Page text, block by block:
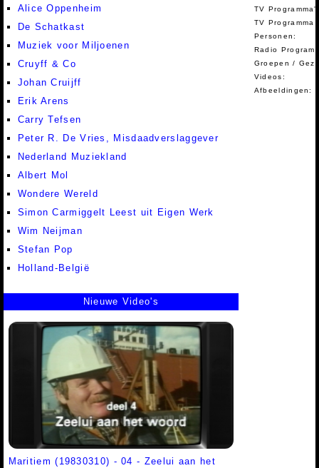
Alice Oppenheim
De Schatkast
Muziek voor Miljoenen
Cruyff & Co
Johan Cruijff
Erik Arens
Carry Tefsen
Peter R. De Vries, Misdaadverslaggever
Nederland Muziekland
Albert Mol
Wondere Wereld
Simon Carmiggelt Leest uit Eigen Werk
Wim Neijman
Stefan Pop
Holland-België
TV
TV Programma
Personen:
Radio
Groepen /
Videos:
Afbeeldingen:
Nieuwe Video's
Maritiem (19830310) - 04 - Zeelui aan het